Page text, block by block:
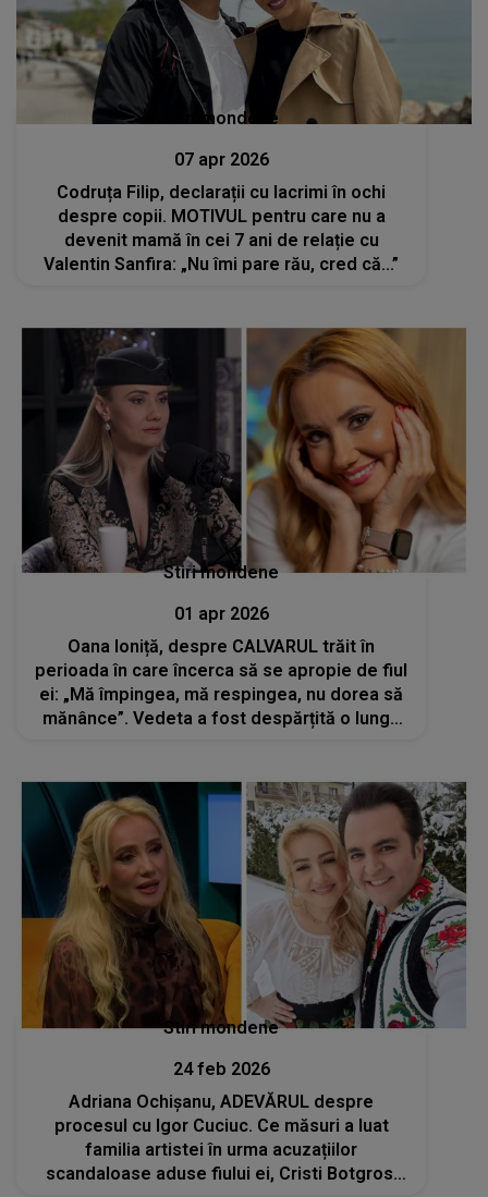
Stiri mondene
07 apr 2026
Codruța Filip, declarații cu lacrimi în ochi
despre copii. MOTIVUL pentru care nu a
devenit mamă în cei 7 ani de relație cu
Valentin Sanfira: „Nu îmi pare rău, cred că...”
Stiri mondene
01 apr 2026
Oana Ioniță, despre CALVARUL trăit în
perioada în care încerca să se apropie de fiul
ei: „Mă împingea, mă respingea, nu dorea să
mănânce”. Vedeta a fost despărțită o lungă
Stiri mondene
24 feb 2026
Adriana Ochișanu, ADEVĂRUL despre
procesul cu Igor Cuciuc. Ce măsuri a luat
familia artistei în urma acuzațiilor
scandaloase aduse fiului ei, Cristi Botgros: